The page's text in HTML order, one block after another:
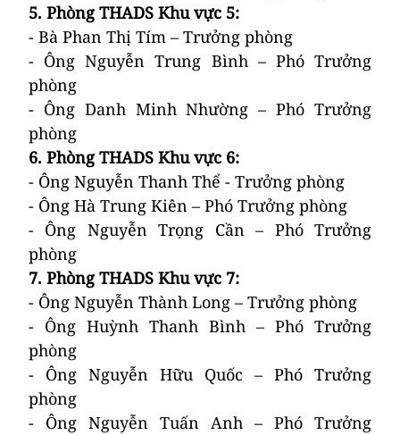
5. Phòng THADS Khu vực 5:
- Bà Phan Thị Tím – Trưởng phòng
- Ông Nguyễn Trung Bình – Phó Trưởng
phòng
- Ông Danh Minh Nhường – Phó Trưởng
phòng
6. Phòng THADS Khu vực 6:
- Ông Nguyễn Thanh Thể - Trưởng phòng
- Ông Hà Trung Kiên – Phó Trưởng phòng
- Ông Nguyễn Trọng Cần – Phó Trưởng
phòng
7. Phòng THADS Khu vực 7:
- Ông Nguyễn Thành Long – Trưởng phòng
- Ông Huỳnh Thanh Bình – Phó Trưởng
phòng
- Ông Nguyễn Hữu Quốc – Phó Trưởng
phòng
- Ông Nguyễn Tuấn Anh – Phó Trưởng